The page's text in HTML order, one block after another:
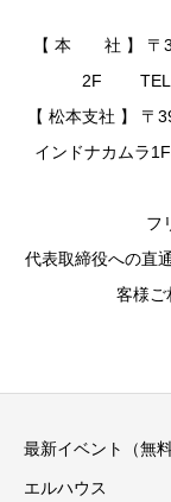
【 本 社 】 〒
2F TEL:
【 松本支社 】
インドナカムラ
フ
代表取締役への
客様
最新イベント（無料
エルハウス